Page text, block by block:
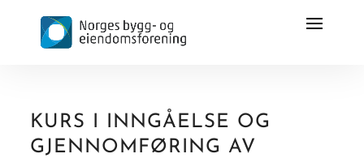
KURS I INNGÅELSE OG
GJENNOMFØRING AV